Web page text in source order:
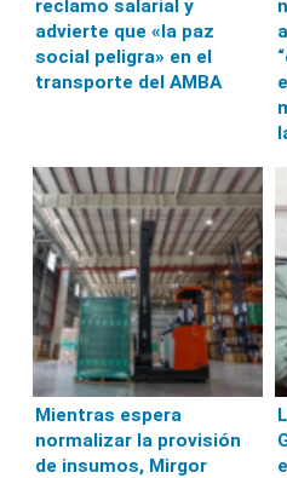
reclamo salarial y
advierte que «la paz
social peligra» en el
transporte del AMBA
Mientras espera
normalizar la provisión
de insumos, Mirgor